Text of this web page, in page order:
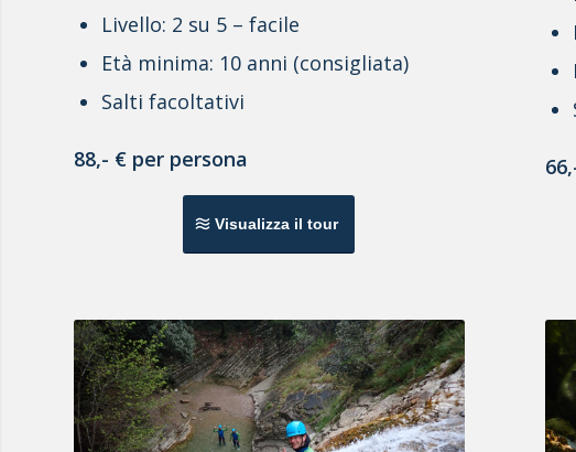
Livello: 2 su 5 – facile
Età minima: 10 anni (consigliata)
Salti facoltativi
88,- € per persona
Visualizza il tour